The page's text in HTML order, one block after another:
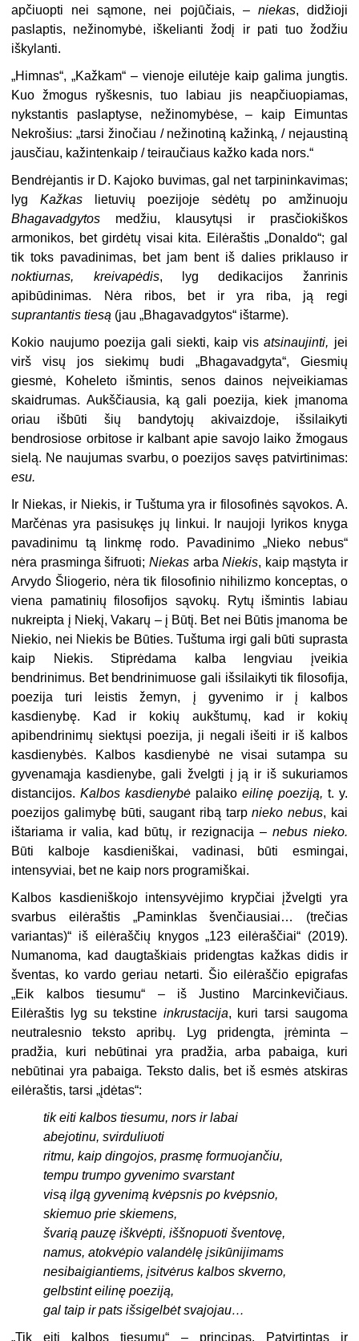
apčiuopti nei sąmone, nei pojūčiais, – niekas, didžioji
paslaptis, nežinomybė, iškelianti žodį ir pati tuo žodžiu
iškylanti.
„Himnas“, „Kažkam“ – vienoje eilutėje kaip galima jungtis.
Kuo žmogus ryškesnis, tuo labiau jis neapčiuopiamas,
nykstantis paslaptyse, nežinomybėse, – kaip Eimuntas
Nekrošius: „tarsi žinočiau / nežinotiną kažinką, / nejaustiną
jausčiau, kažintenkaip / teiraučiaus kažko kada nors.“
Bendrėjantis ir D. Kajoko buvimas, gal net tarpininkavimas;
lygKažkas
lietuvių poezijoje sėdėtų po amžinuoju
Bhagavadgytos medžiu, klausytųsi ir prasčiokiškos
armonikos, bet girdėtų visai kita. Eilėraštis „Donaldo“; gal
tik toks pavadinimas, bet jam bent iš dalies priklauso ir
noktiurnas, kreivapėdis, lyg dedikacijos žanrinis
apibūdinimas. Nėra ribos, bet ir yra riba, ją regi
suprantantis tiesą (jau „Bhagavadgytos“ ištarme).
Kokio naujumo poezija gali siekti, kaip visatsinaujinti, jei
virš visų jos siekimų budi „Bhagavadgyta“, Giesmių
giesmė, Koheleto išmintis, senos dainos neįveikiamas
skaidrumas. Aukščiausia, ką gali poezija, kiek įmanoma
oriau išbūti šių bandytojų akivaizdoje, išsilaikyti
bendrosiose orbitose ir kalbant apie savojo laiko žmogaus
sielą. Ne naujumas svarbu, o poezijos savęs patvirtinimas:
esu.
Ir Niekas, ir Niekis, ir Tuštuma yra ir filosofinės sąvokos. A.
Marčėnas yra pasisukęs jų linkui. Ir naujoji lyrikos knyga
pavadinimu tą linkmę rodo. Pavadinimo „Nieko nebus“
nėra prasminga šifruoti; Niekas arbaNiekis, kaip mąstyta ir
Arvydo Šliogerio, nėra tik filosofinio nihilizmo konceptas, o
viena pamatinių filosofijos sąvokų. Rytų išmintis labiau
nukreipta į Niekį, Vakarų – į Būtį. Bet nei Būtis įmanoma be
Niekio, nei Niekis be Būties. Tuštuma irgi gali būti suprasta
kaip Niekis. Stiprėdama kalba lengviau įveikia
bendrinimus. Bet bendrinimuose gali išsilaikyti tik filosofija,
poezija turi leistis žemyn, į gyvenimo ir į kalbos
kasdienybę. Kad ir kokių aukštumų, kad ir kokių
apibendrinimų siektųsi poezija, ji negali išeiti ir iš kalbos
kasdienybės. Kalbos kasdienybė ne visai sutampa su
gyvenamąja kasdienybe, gali žvelgti į ją ir iš sukuriamos
distancijos.Kalbos kasdienybė palaiko eilinę poeziją, t. y.
poezijos galimybę būti, saugant ribą tarpnieko nebus, kai
ištariama ir valia, kad būtų, ir rezignacija – nebus nieko.
Būti kalboje kasdieniškai, vadinasi, būti esmingai,
intensyviai, bet ne kaip nors programiškai.
Kalbos kasdieniškojo intensyvėjimo krypčiai įžvelgti yra
svarbus eilėraštis „Paminklas švenčiausiai… (trečias
variantas)“ iš eilėraščių knygos „123 eilėraščiai“ (2019).
Numanoma, kad daugtaškiais pridengtas kažkas didis ir
šventas, ko vardo geriau netarti. Šio eilėraščio epigrafas
„Eik kalbos tiesumu“ – iš Justino Marcinkevičiaus.
Eilėraštis lyg su tekstine inkrustacija, kuri tarsi saugoma
neutralesnio teksto apribų. Lyg pridengta, įrėminta –
pradžia, kuri nebūtinai yra pradžia, arba pabaiga, kuri
nebūtinai yra pabaiga. Teksto dalis, bet iš esmės atskiras
eilėraštis, tarsi „įdėtas“:
tik eiti kalbos tiesumu, nors ir labai
abejotinu, svirduliuoti
ritmu, kaip dingojos, prasmę formuojančiu,
tempu trumpo gyvenimo svarstant
visą ilgą gyvenimą kvėpsnis po kvėpsnio,
skiemuo prie skiemens,
švarią pauzę iškvėpti, iššnopuoti šventovę,
namus, atokvėpio valandėlę įsikūnijimams
nesibaigiantiems, įsitvėrus kalbos skverno,
gelbstint eilinę poeziją,
gal taip ir pats išsigelbėt svajojau…
„Tik eiti kalbos tiesumu“ – principas. Patvirtintas ir